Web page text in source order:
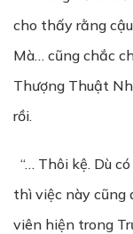
cho thấy rằng
Mà… cũng chắc
Thượng Thuật
rồi.
“… Thôi kệ. Dù
thì việc này cũng
viên hiện trong